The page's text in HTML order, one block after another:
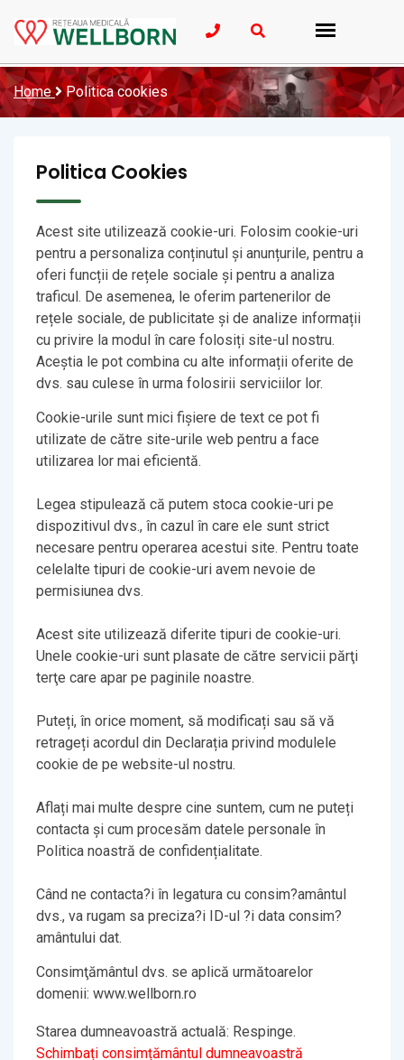
Home Politica cookies
Politica Cookies
Acest site utilizează cookie-uri. Folosim cookie-uri
pentru a personaliza conținutul și anunțurile, pentru a
oferi funcții de rețele sociale și pentru a analiza
traficul. De asemenea, le oferim partenerilor de
rețele sociale, de publicitate și de analize informații
cu privire la modul în care folosiți site-ul nostru.
Aceștia le pot combina cu alte informații oferite de
dvs. sau culese în urma folosirii serviciilor lor.
Cookie-urile sunt mici fişiere de text ce pot fi
utilizate de către site-urile web pentru a face
utilizarea lor mai eficientă.
Legea stipulează că putem stoca cookie-uri pe
dispozitivul dvs., în cazul în care ele sunt strict
necesare pentru operarea acestui site. Pentru toate
celelalte tipuri de cookie-uri avem nevoie de
permisiunea dvs.
Acest site utilizează diferite tipuri de cookie-uri.
Unele cookie-uri sunt plasate de către servicii părţi
terţe care apar pe paginile noastre.
Puteți, în orice moment, să modificați sau să vă
retrageți acordul din Declarația privind modulele
cookie de pe website-ul nostru.
Aflați mai multe despre cine suntem, cum ne puteți
contacta și cum procesăm datele personale în
Politica noastră de confidențialitate.
Când ne contacta?i în legatura cu consim?amântul
dvs., va rugam sa preciza?i ID-ul ?i data consim?
amântului dat.
Consimţământul dvs. se aplică următoarelor
domenii: www.wellborn.ro
Starea dumneavoastră actuală: Respinge.
Schimbați consimțământul dumneavoastră